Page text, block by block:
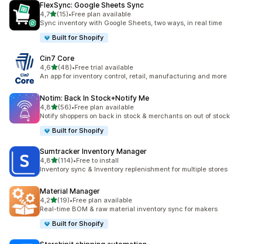
FlexSync: Google Sheets Sync
4,75 yıldız üzerinden
(15)
toplam 15 değerlendirme
•Free plan available
Sync inventory with Google Sheets, two ways, in real time
Built for Shopify
Cin7 Core
4,65 yıldız üzerinden
(48)
toplam 48 değerlendirme
•Free trial available
An app for inventory control, retail, manufacturing and more
Notim: Back In Stock+Notify Me
4,85 yıldız üzerinden
(56)
toplam 56 değerlendirme
•Free plan available
Notify shoppers on back in stock & merchants on out of stock
Built for Shopify
Sumtracker Inventory Manager
4,85 yıldız üzerinden
(114)
toplam 114 değerlendirme
•Free to install
Inventory sync & Inventory replenishment for multiple stores
Material Manager
4,25 yıldız üzerinden
(19)
toplam 19 değerlendirme
•Free plan available
Real-time BOM & raw material inventory sync for makers
Built for Shopify